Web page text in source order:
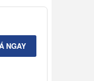
NGAY